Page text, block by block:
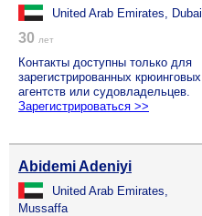
United Arab Emirates, Dubai
30 лет
Контакты доступны только для
зарегистрированных крюинговых
агентств или судовладельцев.
Зарегистрироваться >>
Abidemi Adeniyi
United Arab Emirates,
Mussaffa